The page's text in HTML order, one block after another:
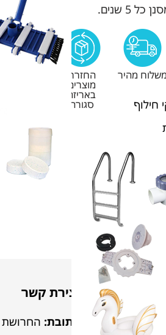
חילוף
5 שנים.
משלוח מהיר החזרת
מוצרים
באריזה
סגורה
יצירת קשר
כתובת: החרושת 9 רעננה